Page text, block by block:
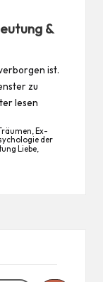
&
ist.
zu
lesen
Ex-
der
Liebe,